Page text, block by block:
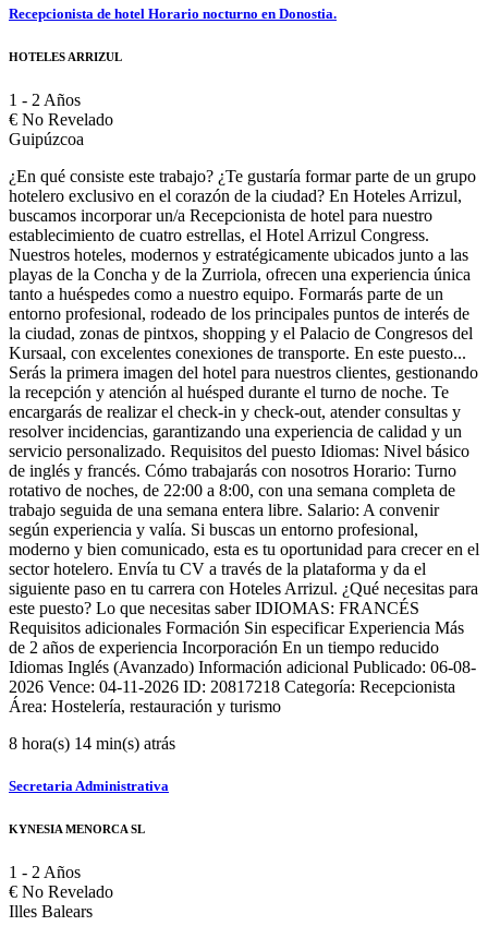
Recepcionista de hotel Horario nocturno en Donostia.
HOTELES ARRIZUL
1 - 2 Años
€ No Revelado
Guipúzcoa
¿En qué consiste este trabajo? ¿Te gustaría formar parte de un grupo
hotelero exclusivo en el corazón de la ciudad? En Hoteles Arrizul,
buscamos incorporar un/a Recepcionista de hotel para nuestro
establecimiento de cuatro estrellas, el Hotel Arrizul Congress.
Nuestros hoteles, modernos y estratégicamente ubicados junto a las
playas de la Concha y de la Zurriola, ofrecen una experiencia única
tanto a huéspedes como a nuestro equipo. Formarás parte de un
entorno profesional, rodeado de los principales puntos de interés de
la ciudad, zonas de pintxos, shopping y el Palacio de Congresos del
Kursaal, con excelentes conexiones de transporte. En este puesto...
Serás la primera imagen del hotel para nuestros clientes, gestionando
la recepción y atención al huésped durante el turno de noche. Te
encargarás de realizar el check-in y check-out, atender consultas y
resolver incidencias, garantizando una experiencia de calidad y un
servicio personalizado. Requisitos del puesto Idiomas: Nivel básico
de inglés y francés. Cómo trabajarás con nosotros Horario: Turno
rotativo de noches, de 22:00 a 8:00, con una semana completa de
trabajo seguida de una semana entera libre. Salario: A convenir
según experiencia y valía. Si buscas un entorno profesional,
moderno y bien comunicado, esta es tu oportunidad para crecer en el
sector hotelero. Envía tu CV a través de la plataforma y da el
siguiente paso en tu carrera con Hoteles Arrizul. ¿Qué necesitas para
este puesto? Lo que necesitas saber IDIOMAS: FRANCÉS
Requisitos adicionales Formación Sin especificar Experiencia Más
de 2 años de experiencia Incorporación En un tiempo reducido
Idiomas Inglés (Avanzado) Información adicional Publicado: 06-08-
2026 Vence: 04-11-2026 ID: 20817218 Categoría: Recepcionista
Área: Hostelería, restauración y turismo
8 hora(s) 14 min(s) atrás
Secretaria Administrativa
KYNESIA MENORCA SL
1 - 2 Años
€ No Revelado
Illes Balears